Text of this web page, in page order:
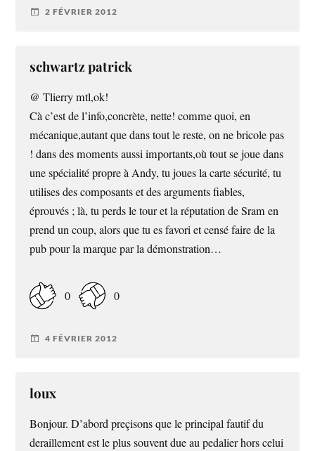
2 FÉVRIER 2012
schwartz patrick
@ Tlierry mtl,ok!
Cà c’est de l’info,concrète, nette! comme quoi, en
mécanique,autant que dans tout le reste, on ne bricole pas
! dans des moments aussi importants,où tout se joue dans
une spécialité propre à Andy, tu joues la carte sécurité, tu
utilises des composants et des arguments fiables,
éprouvés ; là, tu perds le tour et la réputation de Sram en
prend un coup, alors que tu es favori et censé faire de la
pub pour la marque par la démonstration…
0 0
4 FÉVRIER 2012
loux
Bonjour. D’abord preçisons que le principal fautif du
deraillement est le plus souvent due au pedalier hors celui